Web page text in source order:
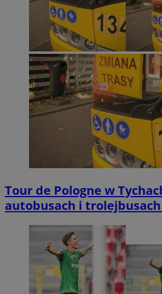
Tour de Pologne w
autobusach i